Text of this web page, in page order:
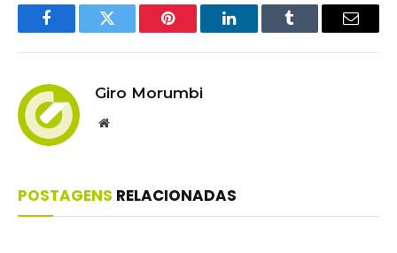
FacebookTwitter Pinterest LinkedInTumblr Email
Giro Morumbi
Website
POSTAGENS RELACIONADAS